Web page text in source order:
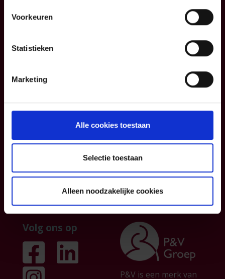
Voorkeuren
Statistieken
Marketing
Alle cookies toestaan
Selectie toestaan
Alleen noodzakelijke cookies
Info
Informatiefiches
voorwaarden
Klachtenmanagemen
sector
Partnership
Persberichten &
publicaties
Jobs
Volg ons op
P&V is een merk van